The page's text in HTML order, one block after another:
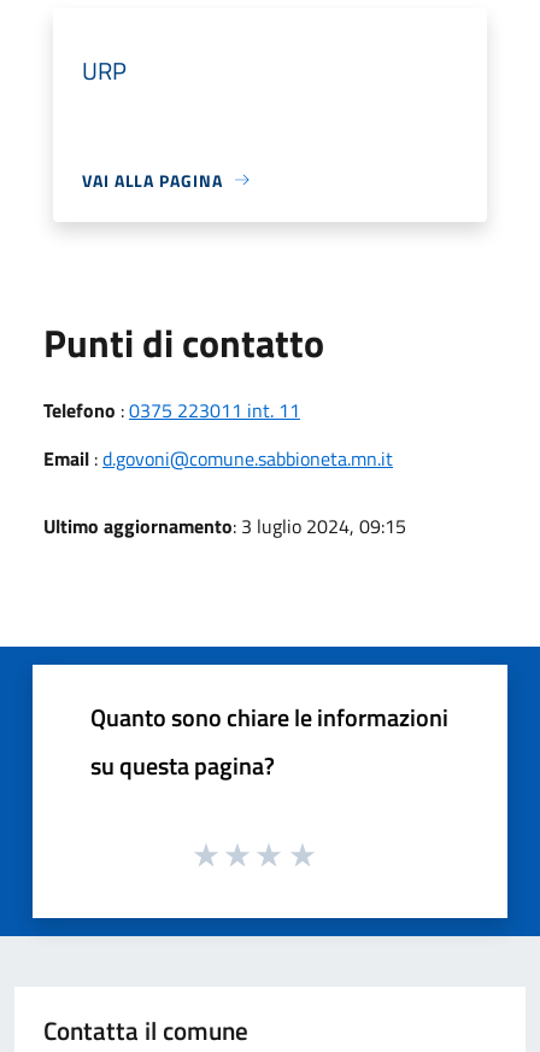
URP
VAI ALLA PAGINA
Punti di contatto
Telefono :0375 223011 int. 11
Email :d.govoni@comune.sabbioneta.mn.it
Ultimo aggiornamento: 3 luglio 2024, 09:15
Quanto sono chiare le informazioni
su questa pagina?
Contatta il comune